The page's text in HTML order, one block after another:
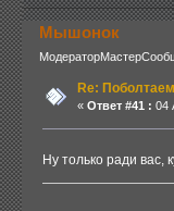
Мышонок
МодераторМастер
Re:
« Ответ #41 : 04
Ну только ради вас,